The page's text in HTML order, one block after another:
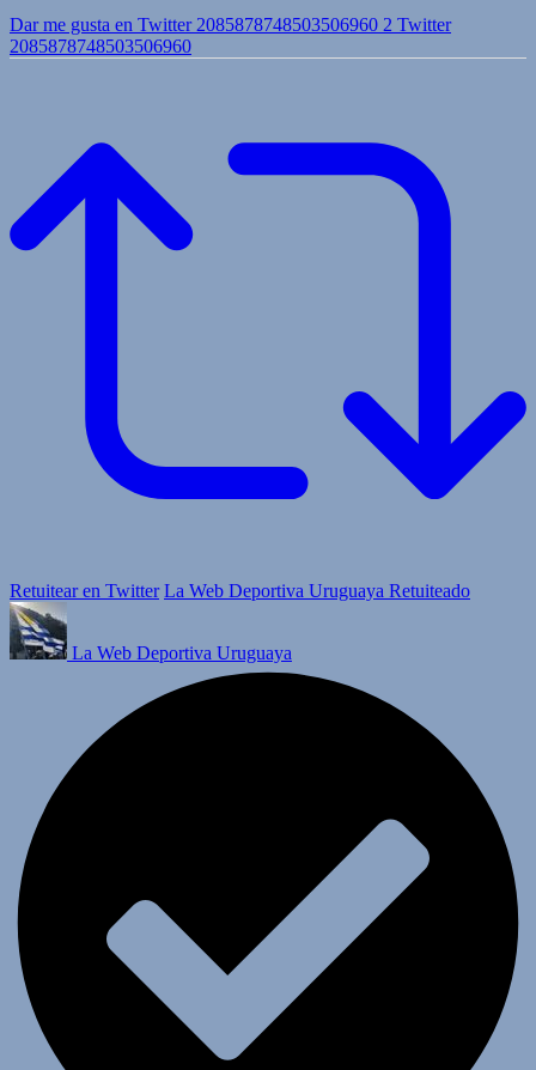
Dar me gusta en Twitter 2085878748503506960 2 Twitter
2085878748503506960
Retuitear en Twitter La Web Deportiva Uruguaya Retuiteado
La Web Deportiva Uruguaya